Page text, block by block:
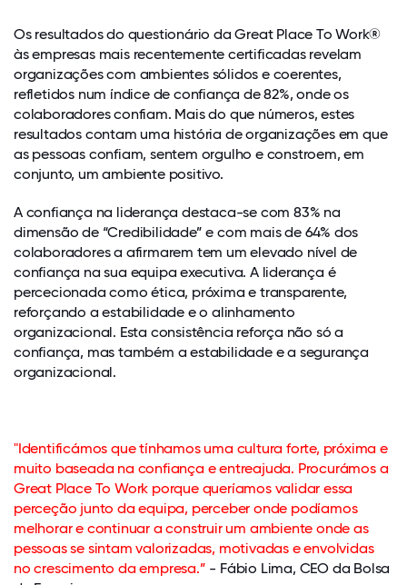
Os resultados do questionário da Great Place To Work®
às empresas mais recentemente certificadas revelam
organizações com ambientes sólidos e coerentes,
refletidos num índice de confiança de 82%, onde os
colaboradores confiam. Mais do que números, estes
resultados contam uma história de organizações em que
as pessoas confiam, sentem orgulho e constroem, em
conjunto, um ambiente positivo.
A confiança na liderança destaca-se com 83% na
dimensão de “Credibilidade” e com mais de 64% dos
colaboradores a afirmarem tem um elevado nível de
confiança na sua equipa executiva. A liderança é
percecionada como ética, próxima e transparente,
reforçando a estabilidade e o alinhamento
organizacional. Esta consistência reforça não só a
confiança, mas também a estabilidade e a segurança
organizacional.
"Identificámos que tínhamos uma cultura forte, próxima e
muito baseada na confiança e entreajuda. Procurámos a
Great Place To Work porque queríamos validar essa
perceção junto da equipa, perceber onde podíamos
melhorar e continuar a construir um ambiente onde as
pessoas se sintam valorizadas, motivadas e envolvidas
no crescimento da empresa.” - Fábio Lima, CEO da Bolsa